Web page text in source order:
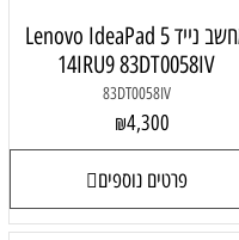
מחשב נייד Lenovo IdeaPad 5
14IRU9 83DT0058IV
83DT0058IV
₪4,300
פרטים נוספים